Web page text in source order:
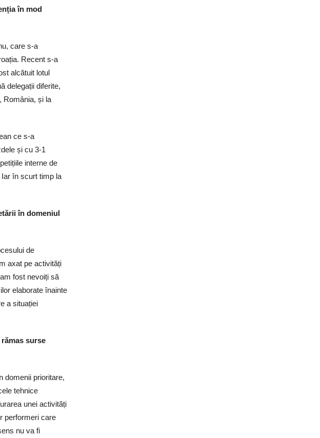
în mod
care s-a
Recent s-a
alcătuit lotul
delegații diferite,
România, și la
ce s-a
și cu 3-1
interne de
în scurt timp la
în domeniul
de
axat pe activități
fost nevoiți să
elaborate înainte
a situației
surse
domenii prioritare,
tehnice
unei activități
performeri care
nu va fi